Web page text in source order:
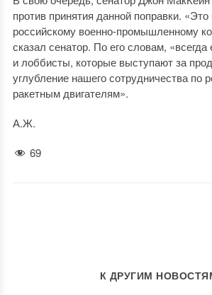
против принятия данной поправки. «Это
российскому военно-промышленному
сказал сенатор. По его словам, «всегда
и лоббисты, которые выступают за
углубление нашего сотрудничества по
ракетным двигателям».
А.Ж.
69
К ДРУГИМ